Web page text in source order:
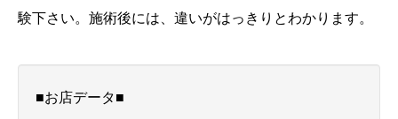
験下さい。施術後には、違いがはっきりとわかります。
■お店データ■